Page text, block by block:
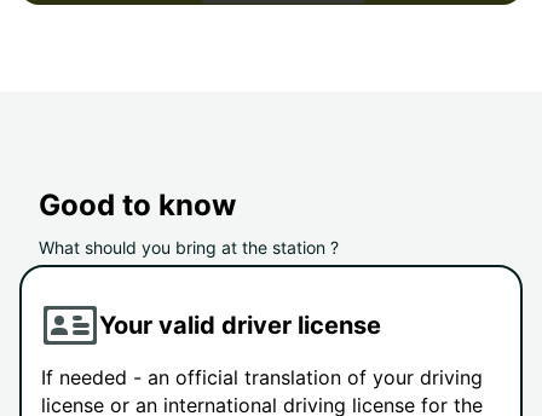
Good to know
What should you bring at the station ?
Your valid driver license
If needed - an official translation of your driving
license or an international driving license for the